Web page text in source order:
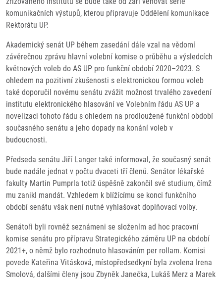
komunikačních výstupů, kterou připravuje Oddělení komunikace
Rektorátu UP.
Akademický senát UP během zasedání dále vzal na vědomí
závěrečnou zprávu hlavní volební komise o průběhu a výsledcích
květnových voleb do AS UP pro funkční období 2020–2023. S
ohledem na pozitivní zkušenosti s elektronickou formou voleb
také doporučil novému senátu zvážit možnost trvalého zavedení
institutu elektronického hlasování ve Volebním řádu AS UP a
novelizaci tohoto řádu s ohledem na prodloužené funkční období
současného senátu a jeho dopady na konání voleb v
budoucnosti.
Předseda senátu Jiří Langer také informoval, že současný senát
bude nadále jednat v počtu dvaceti tří členů. Senátor lékařské
fakulty Martin Pumprla totiž úspěšně zakončil své studium, čímž
mu zanikl mandát. Vzhledem k blížícímu se konci funkčního
období senátu však není nutné vyhlašovat doplňovací volby.
Senátoři byli rovněž seznámeni se složením ad hoc pracovní
komise senátu pro přípravu Strategického záměru UP na období
2021+, o němž bylo rozhodnuto hlasováním per rollam. Komisi
povede Kateřina Vitásková, místopředsedkyní byla zvolena Irena
Smolová, dalšími členy jsou Zbyněk Janečka, Lukáš Merz a Marek